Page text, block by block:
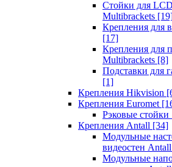
Стойки для
Multibrackets
Крепления для
[17]
Крепления для
Multibrackets [8]
Подставки для
[1]
Крепления Hikvision
Крепления Euromet
Рэковые стойки
Крепления Antall [34]
Модульные
видеостен Antall
Модульные